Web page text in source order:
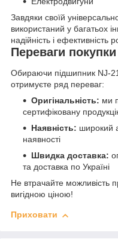
Завдяки своїй
використаний у багатьох
надійність і ефективність
Переваги
Обираючи підшипник NJ-
отримуєте ряд переваг:
Оригінальність: ми
сертифіковану
Наявність: широкий
наявності
Швидка доставка:
та доставка по Україні
Не втрачайте можливість
вигідною ціною!
Приховати